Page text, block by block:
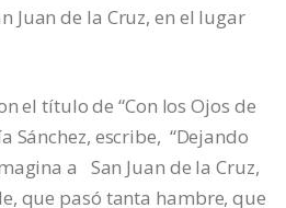
Juan de la Cruz, en el lugar
el título de “Con los Ojos de
Sánchez, escribe, “Dejando
a San Juan de la Cruz,
que pasó tanta hambre, que